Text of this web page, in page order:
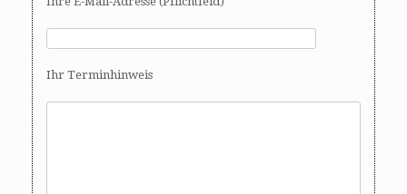
Ihr Terminhinweis